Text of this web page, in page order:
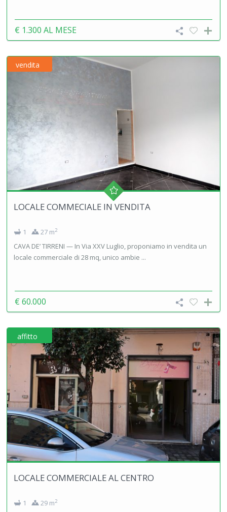
€ 1.300 AL MESE
vendita
LOCALE COMMECIALE IN VENDITA
1 27 m2
CAVA DE’ TIRRENI — In Via XXV Luglio, proponiamo in vendita un
locale commerciale di 28 mq, unico ambie ...
€ 60.000
affitto
LOCALE COMMERCIALE AL CENTRO
1 29 m2